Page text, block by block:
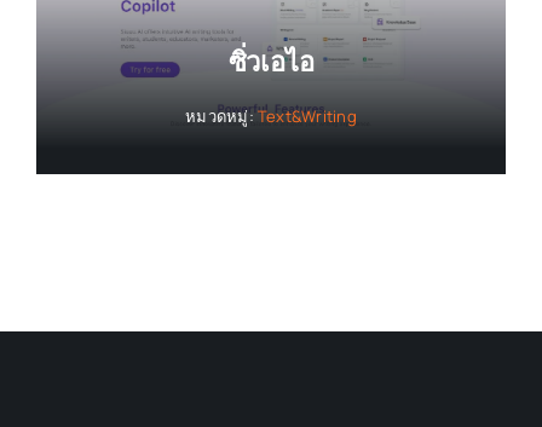
ซิ่วเอไอ
หมวดหมู่:Text&Writing